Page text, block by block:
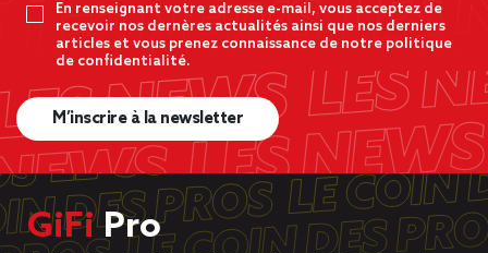
En renseignant votre adresse e-mail, vous acceptez de
recevoir nos dernères actualités ainsi que nos derniers
articles et vous prenez connaissance de notre politique
de confidentialité.
M’inscrire à la newsletter
GiFiPro